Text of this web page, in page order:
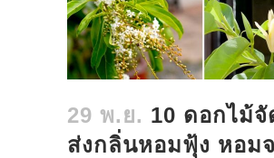
29 พ.ย. 10 ดอกไม้
ส่งกลิ่นหอมฟุ้ง หอมจ